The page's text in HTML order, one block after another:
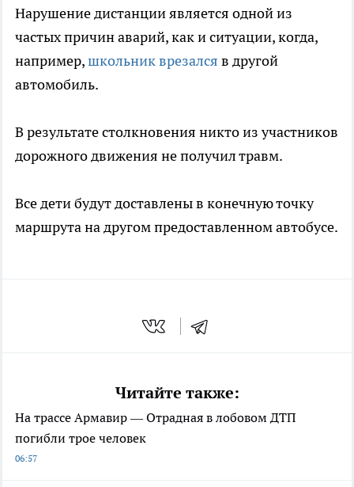
Нарушение дистанции является одной из
частых причин аварий, как и ситуации, когда,
например,школьник врезался в другой
автомобиль.
В результате столкновения никто из участников
дорожного движения не получил травм.
Все дети будут доставлены в конечную точку
маршрута на другом предоставленном автобусе.
Читайте также:
На трассе Армавир — Отрадная в лобовом ДТП
погибли трое человек
06:57